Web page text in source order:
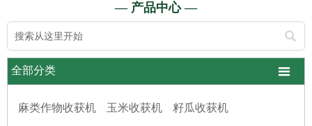
— 产品中心 —

全部分类 
麻类作物收获机 玉米收获机 籽瓜收获机